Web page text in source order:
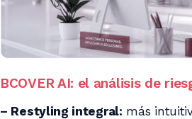
BCOVER AI: el análisis de
– Restyling integral: más